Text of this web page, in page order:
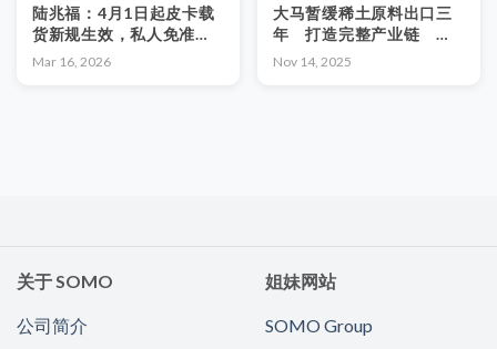
陆兆福：4月1日起皮卡载
货新规生效，私人免准
证，商业收酬须持证
Mar 16, 2026
大马暂缓稀土原料出口三
年 打造完整产业链 新
能源产业迎布局窗口
Nov 14, 2025
关于 SOMO
公司简介
姐妹网站
SOMO Group